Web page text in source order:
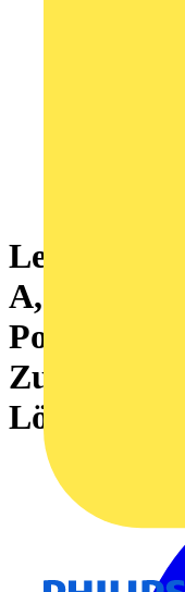
A, Raster in
Polzahl: 13,